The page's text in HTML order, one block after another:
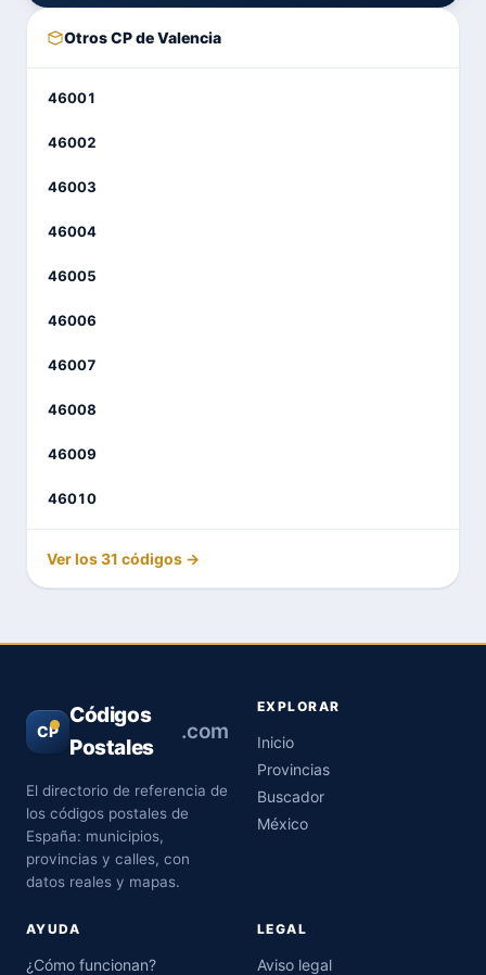
Otros CP de Valencia
46001
46002
46003
46004
46005
46006
46007
46008
46009
46010
Ver los 31 códigos →
CP
Códigos
Postales
.com
El directorio de referencia de
los códigos postales de
España: municipios,
provincias y calles, con
datos reales y mapas.
EXPLORAR
Inicio
Provincias
Buscador
México
AYUDA
¿Cómo funcionan?
LEGAL
Aviso legal